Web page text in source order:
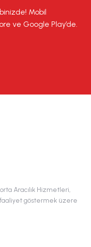
Mobil
ve Google Play’de.
Aracılık Hizmetleri,
faaliyet göstermek üzere